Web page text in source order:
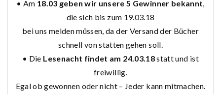
• Am 18.03 geben wir unsere 5 Gewinner bekannt
die sich bis zum 19.03.18
bei uns melden müssen, da der Versand der Bücher
schnell von statten gehen soll.
• Die Lesenacht findet am 24.03.18statt und ist
freiwillig.
Egal ob gewonnen oder nicht – Jeder kann mitmachen.